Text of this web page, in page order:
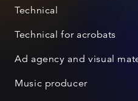
Technical
Technical for acrobats
Ad agency and visual
Music producer